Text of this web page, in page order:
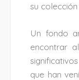
su
Un fondo
encontrar
que han